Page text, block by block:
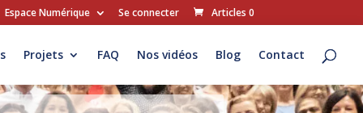
Espace Numérique Se connecter Articles 0
Projets FAQ Nos vidéos Blog Contact